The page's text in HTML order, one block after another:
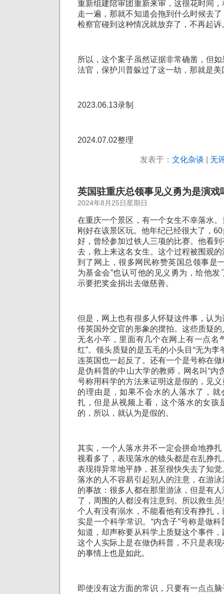
重新组建陪审团重新来审，这很花时间
走一遍，那就不知道会拖到什么时候去
检察官碰到这种情况就放弃了，不再起诉
所以，这个案子虽然证据非常确凿，但
法官，保护川普躲过了这一劫，那就是
2023.06.13录制
2024.07.02整理
发表于： 文化杂谈 无
英国驻重庆总领事见义勇为是演戏
2024年8月25日星期日
在重庆一个景区，有一个女生不幸落水
刚好在该景区玩。他年纪已经很大了，
好，曾经参加过铁人三项的比赛。他看
去，救上来这名女生。这个过程被围观
到了网上，很多网民称赞英国总领事是
为基金会”也认可他的见义勇为，给他
示要把奖金捐出去做慈善。
但是，网上也有很多人怀疑这件事，认
传英国外交官的形象的摆拍。这些质疑
无名小卒，里面有几个在网上有一点名
红”。领头质疑的是五毛的小头目“无为李
连英国也一起反了。还有一个是号称在
是伪科普的中山大学的教师，网名叫“内
号称用科学的方法来证明这是假的，见
的理由是，如果不会水的人落水了，就
扎，但是从视频上看，这个落水的女孩
的，所以，就认为是假的。
其实，一个人落水并不一定会拼命地挣
视看多了，表现落水的镜头都是在乱挣
表现得异常地平静，甚至很快失去了知
落水的人不容易引起别人的注意，在游
的事故：很多人都在那里游泳，但是有
了，周围的人都没有注意到。所以救生
个人有没有溺水，不能看他有没有挣扎
实是一个科学常识。“内含子”号称是做
知道，却声称要从科学上质疑这个事件
这个人实际上是在做伪科普，不只是表
的事情上也是如此。
即使没有这方面的常识，只要有一点点